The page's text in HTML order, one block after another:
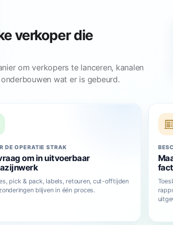
verkoper die
om verkopers te lanceren, kanalen
wat er is gebeurd.
DE OPERATIE STRAK
om in uitvoerbaar
pick & pack, labels, retouren, cut-offtijden
blijven in één proces.